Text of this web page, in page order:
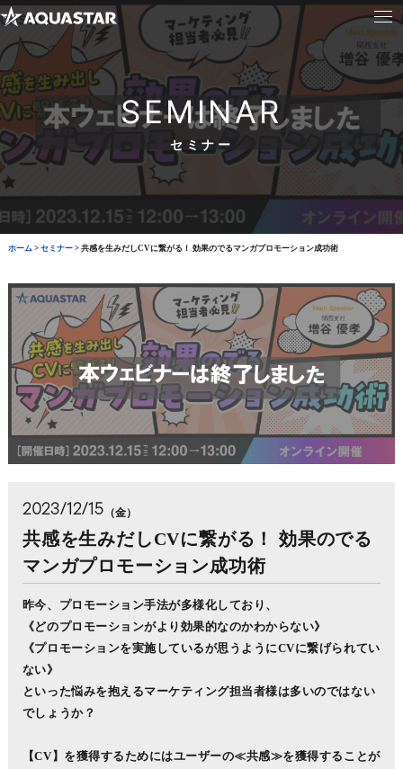
SEMINAR
セミナー
ホーム> セミナー> 共感を生みだしCVに繋がる！ 効果のでるマンガプロモーション成功術
2023/12/15 （金）
共感を生みだしCVに繋がる！ 効果のでる
マンガプロモーション成功術
昨今、プロモーション手法が多様化しており、
《どのプロモーションがより効果的なのかわからない》
《プロモーションを実施しているが思うようにCVに繋げられてい
ない》
といった悩みを抱えるマーケティング担当者様は多いのではない
でしょうか？
【CV】を獲得するためにはユーザーの≪共感≫を獲得することが